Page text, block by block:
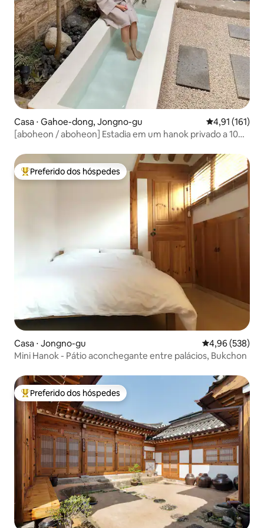
Casa ⋅ Gahoe-dong, Jongno-gu 4,91 de uma
4,91 (161)
[aboheon / aboheon] Estadia em um hanok privado a 10
Entre os melhores preferidos dos hóspedes
Preferido dos hóspedes
Casa ⋅ Jongno-gu 4,96 de uma
4,96 (538)
Mini Hanok - Pátio aconchegante entre palácios, Bukchon
Entre os melhores preferidos dos hóspedes
Preferido dos hóspedes